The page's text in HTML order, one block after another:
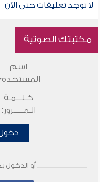
لا توجد تعليقات حتى الآن
مكتبتك الصوتية
اسم
كـلـــمـة
الـمـــــرور:
أو الدخول